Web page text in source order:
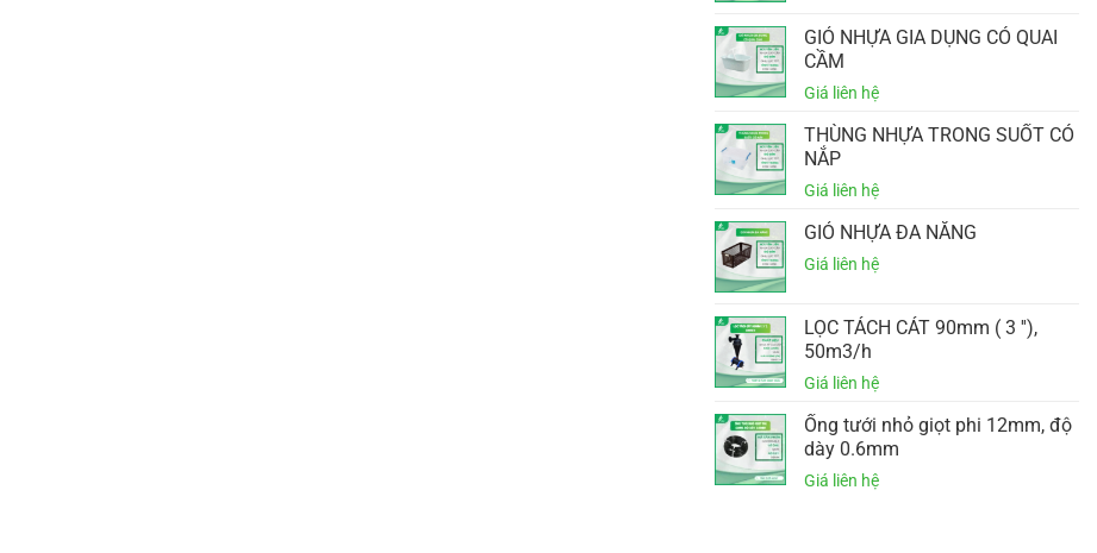
GIỎ NHỰA GIA DỤNG CÓ QUAI
CẦM
THÙNG NHỰA TRONG SUỐT CÓ
NẮP
GIỎ NHỰA ĐA NĂNG
LỌC TÁCH CÁT 90mm ( 3 ''),
50m3/h
Ống tưới nhỏ giọt phi 12mm, độ
dày 0.6mm